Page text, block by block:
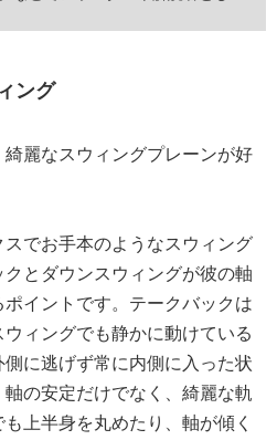
ング
麗なスウィングプレーンが好
スでお手本のようなスウィング
とダウンスウィングが彼の軸
イントです。テークバックは
ィングでも静かに動けている
に逃げず常に内側に入った状
の安定だけでなく、綺麗な軌
上半身を丸めたり、軸が傾く